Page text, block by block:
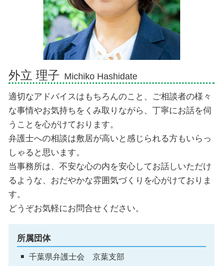
交通事故 弁護士 沼津市
債務整理 弁護士 御殿場市
相続 弁護士 伊豆市
外立 理子 Michiko Hashidate
適切なアドバイスはもちろんのこと、ご相談者の様々
な事情やお気持ちをくみ取りながら、丁寧にお話を伺
うことを心がけております。
弁護士への相談は敷居が高いと感じられる方もいらっ
しゃると思います。
当事務所は、不安な心の内を安心してお話しいただけ
るような、おだやかな雰囲気づくりを心がけておりま
す。
どうぞお気軽にお問合せください。
所属団体
千葉県弁護士会 京葉支部